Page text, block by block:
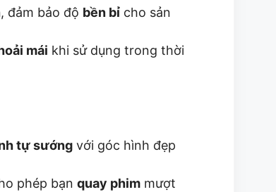
, đảm bảo độ bền bỉ cho sản
mái khi sử dụng trong thời
tự sướng với góc hình đẹp
phép bạn quay phim mượt